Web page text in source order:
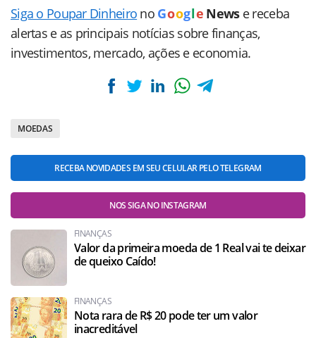
Siga o Poupar Dinheiro no Goog le News e receba
alertas e as principais notícias sobre finanças,
investimentos, mercado, ações e economia.
MOEDAS
RECEBA NOVIDADES EM SEU CELULAR PELO TELEGRAM
NOS SIGA NO INSTAGRAM
FINANÇAS
Valor da primeira moeda de 1 Real vai te deixar
de queixo Caído!
FINANÇAS
Nota rara de R$ 20 pode ter um valor
inacreditável